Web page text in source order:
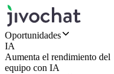
Oportunidades
IA
Aumenta el rendimiento del
equipo con IA